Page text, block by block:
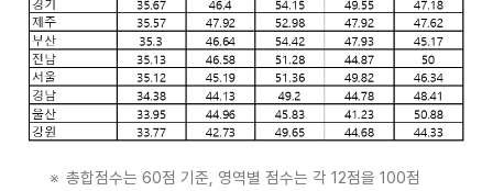
※ 총합점수는 60점 기준, 영역별 점수는 각 12점을 100점